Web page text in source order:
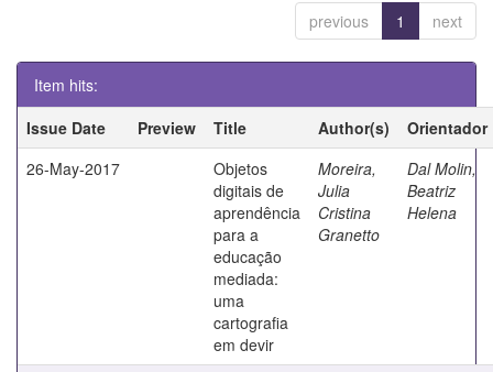
previous 1 next
Item hits:
Issue Date
Preview Title Author(s)
Orientador
26-May-2017
Objetos
digitais de
aprendência
para a
educação
mediada:
uma
cartografia
em devir
Moreira,
Julia
Cristina
Granetto
Dal Molin,
Beatriz
Helena